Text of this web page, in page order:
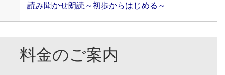
読み聞かせ朗読～初歩からはじめる～
料金のご案内